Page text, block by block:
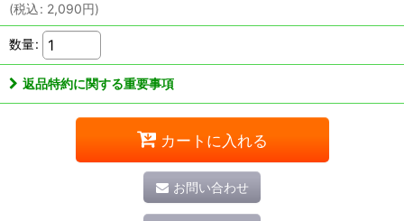
(税込: 2,090円)
数量:
返品特約に関する重要事項
カートに入れる
お問い合わせ